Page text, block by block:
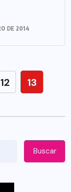
DE 2014
12 13
Buscar